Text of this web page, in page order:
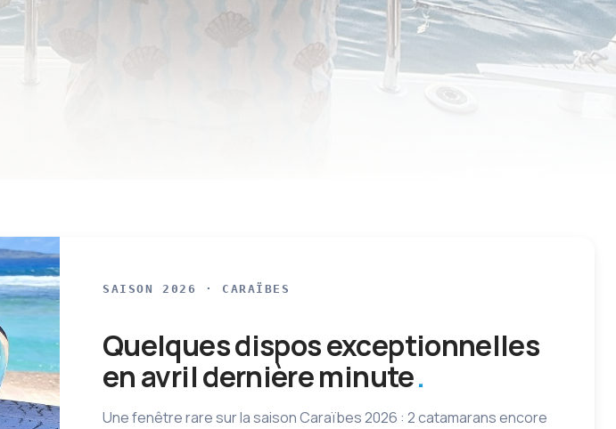
SAISON 2026 · CARAÏBES
Quelques dispos exceptionnelles
en avril dernière minute
Une fenêtre rare sur la saison Caraïbes 2026 : 2 catamarans encore